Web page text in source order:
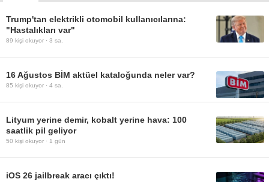
Trump'tan elektrikli otomobil kullanıcılarına:
"Hastalıkları var"
89 kişi okuyor · 3 sa.
16 Ağustos BİM aktüel kataloğunda neler var?
85 kişi okuyor · 4 sa.
Lityum yerine demir, kobalt yerine hava: 100
saatlik pil geliyor
50 kişi okuyor · 1 gün
iOS 26 jailbreak aracı çıktı!